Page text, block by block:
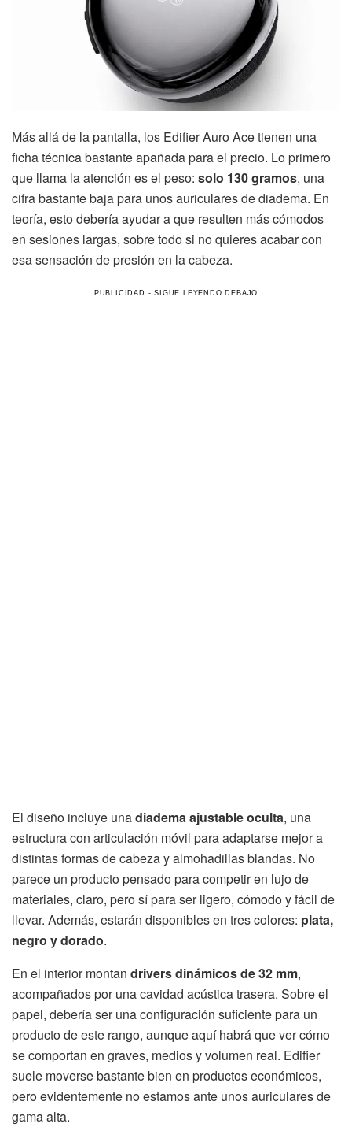
Más allá de la pantalla, los Edifier Auro Ace tienen una
ficha técnica bastante apañada para el precio. Lo primero
que llama la atención es el peso: solo 130 gramos, una
cifra bastante baja para unos auriculares de diadema. En
teoría, esto debería ayudar a que resulten más cómodos
en sesiones largas, sobre todo si no quieres acabar con
esa sensación de presión en la cabeza.
El diseño incluye unadiadema ajustable oculta, una
estructura con articulación móvil para adaptarse mejor a
distintas formas de cabeza y almohadillas blandas. No
parece un producto pensado para competir en lujo de
materiales, claro, pero sí para ser ligero, cómodo y fácil de
llevar. Además, estarán disponibles en tres colores: plata,
negro y dorado.
En el interior montan drivers dinámicos de 32 mm,
acompañados por una cavidad acústica trasera. Sobre el
papel, debería ser una configuración suficiente para un
producto de este rango, aunque aquí habrá que ver cómo
se comportan en graves, medios y volumen real. Edifier
suele moverse bastante bien en productos económicos,
pero evidentemente no estamos ante unos auriculares de
gama alta.